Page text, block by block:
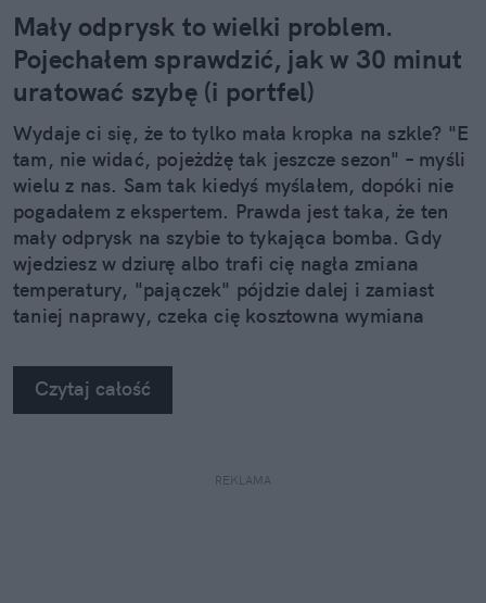
Mały odprysk to wielki problem.
Pojechałem sprawdzić, jak w 30 minut
uratować szybę (i portfel)
Wydaje ci się, że to tylko mała kropka na szkle? "E
tam, nie widać, pojeżdżę tak jeszcze sezon" – myśli
wielu z nas. Sam tak kiedyś myślałem, dopóki nie
pogadałem z ekspertem. Prawda jest taka, że ten
mały odprysk na szybie to tykająca bomba. Gdy
wjedziesz w dziurę albo trafi cię nagła zmiana
temperatury, "pajączek" pójdzie dalej i zamiast
taniej naprawy, czeka cię kosztowna wymiana
na własne oczy zobaczyć, jak profesjonaliści radzą
sobie z takimi uszkodzeniami.
Czytaj całość
REKLAMA